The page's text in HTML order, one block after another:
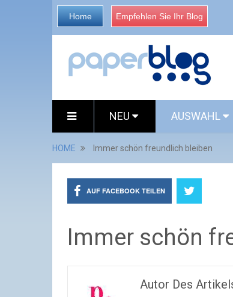
Home Empfehlen Sie Ihr Blog
NEU AUSWAHL
HOME Immer schön freundlich bleiben
AUF FACEBOOK TEILEN
Immer schön
Autor Des